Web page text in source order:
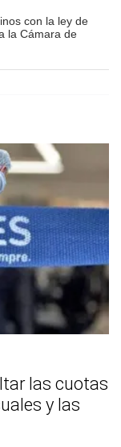
con la ley de
la Cámara de
las cuotas
y las